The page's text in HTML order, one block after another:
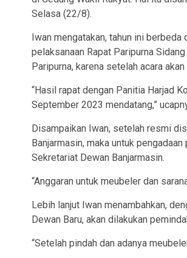
Selasa (22/8).
Iwan mengatakan, tahun ini
pelaksanaan Rapat Paripurna
Paripurna, karena setelah acara
“Hasil rapat dengan Panitia Harjad
September 2023 mendatang,”
Disampaikan Iwan, setelah resmi
Banjarmasin, maka untuk
Sekretariat Dewan Banjarmasin.
“Anggaran untuk meubeler dan
Lebih lanjut Iwan menambahkan,
Dewan Baru, akan dilakukan
“Setelah pindah dan adanya